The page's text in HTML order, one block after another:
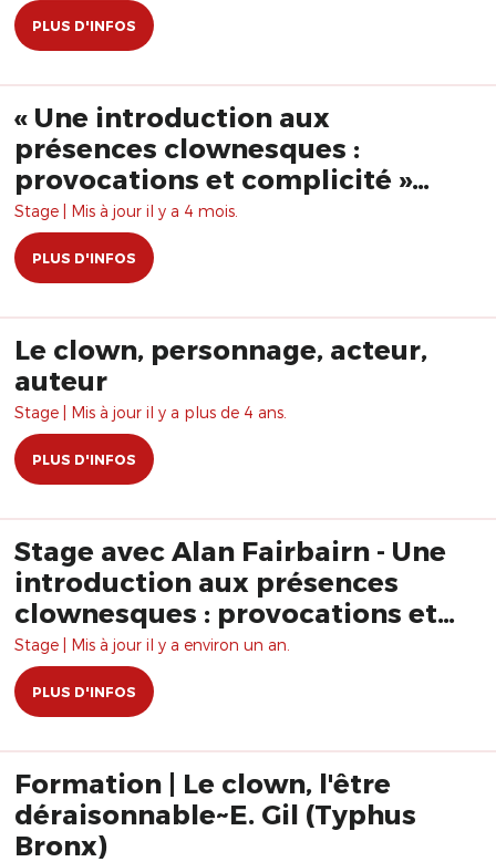
PLUS D'INFOS
« Une introduction aux
présences clownesques :
provocations et complicité »
avec Alan Fairbairn
Stage | Mis à jour il y a 4 mois.
PLUS D'INFOS
Le clown, personnage, acteur,
auteur
Stage | Mis à jour il y a plus de 4 ans.
PLUS D'INFOS
Stage avec Alan Fairbairn - Une
introduction aux présences
clownesques : provocations et
complicité
Stage | Mis à jour il y a environ un an.
PLUS D'INFOS
Formation | Le clown, l'être
déraisonnable~E. Gil (Typhus
Bronx)